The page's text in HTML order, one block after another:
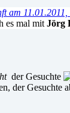
am 11.01.2011,
es mal mit Jörg
der Gesuchte
der Gesuchte